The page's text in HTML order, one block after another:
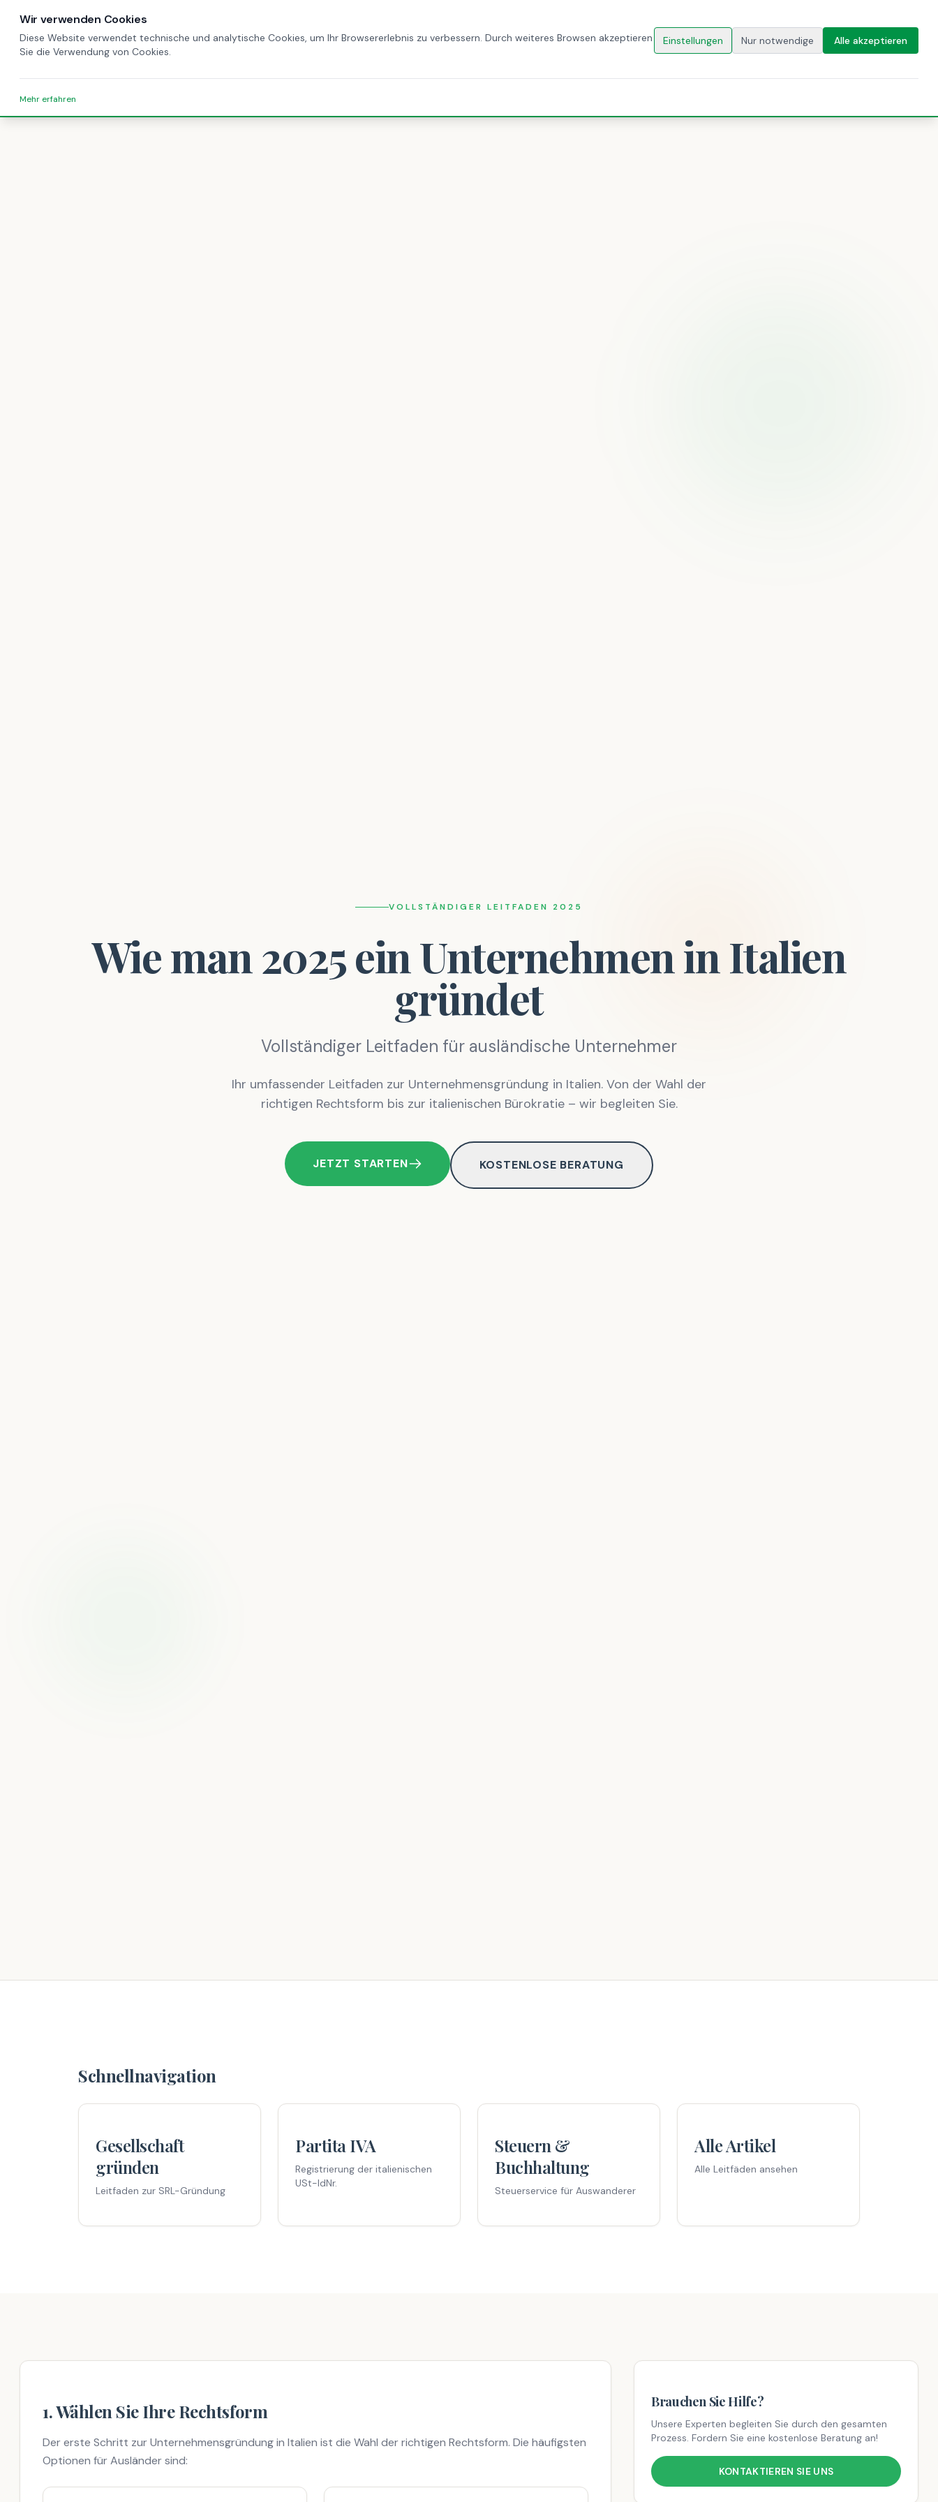
🇩🇪DE KONTAKT
Startseite Unternehmen in Italien gründen 2025
VOLLSTÄNDIGER LEITFADEN 2025
Wie man 2025 ein Unternehmen in Italien
gründet
Vollständiger Leitfaden für ausländische Unternehmer
Ihr umfassender Leitfaden zur Unternehmensgründung in Italien. Von der Wahl der
richtigen Rechtsform bis zur italienischen Bürokratie – wir begleiten Sie.
JETZT STARTEN KOSTENLOSE BERATUNG
Schnellnavigation
Gesellschaft
gründen
Leitfaden zur SRL-Gründung
Partita IVA
Registrierung der italienischen
USt-IdNr.
Steuern &
Buchhaltung
Steuerservice für Auswanderer
Alle Artikel
Alle Leitfäden ansehen
1. Wählen Sie Ihre Rechtsform
Der erste Schritt zur Unternehmensgründung in Italien ist die Wahl der richtigen Rechtsform. Die häufigsten
Optionen für Ausländer sind:
Brauchen Sie Hilfe?
Unsere Experten begleiten Sie durch den gesamten
Prozess. Fordern Sie eine kostenlose Beratung an!
KONTAKTIEREN SIE UNS
Wir verwenden Cookies
Diese Website verwendet technische und analytische Cookies, um Ihr Browsererlebnis zu verbessern. Durch weiteres Browsen akzeptieren
Sie die Verwendung von Cookies.
Einstellungen Nur notwendige Alle akzeptieren
Mehr erfahren